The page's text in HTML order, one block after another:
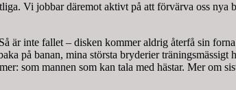
Vi jobbar däremot aktivt på att förvärva oss nya
inte fallet – disken kommer aldrig återfå sin forna
på banan, mina största bryderier träningsmässigt
som mannen som kan tala med hästar. Mer om